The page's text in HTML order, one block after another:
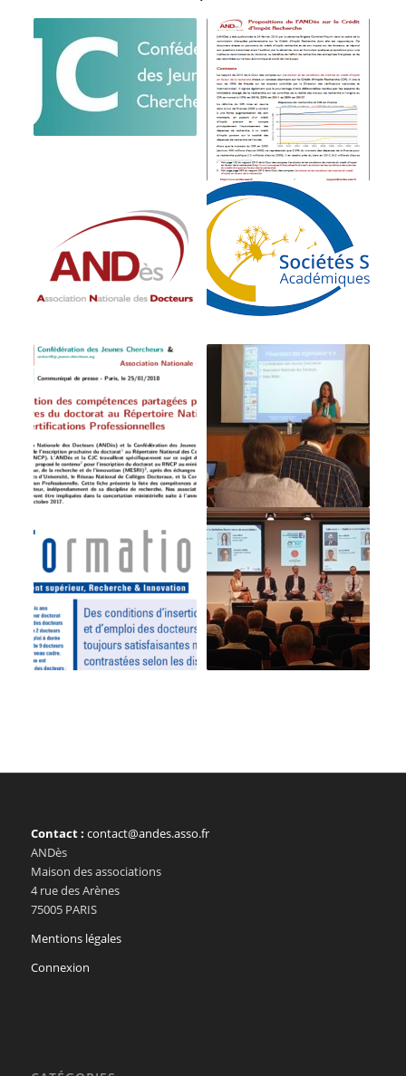
Contact : contact@andes.asso.fr
ANDès
Maison des associations
4 rue des Arènes
75005 PARIS
Mentions légales
Connexion